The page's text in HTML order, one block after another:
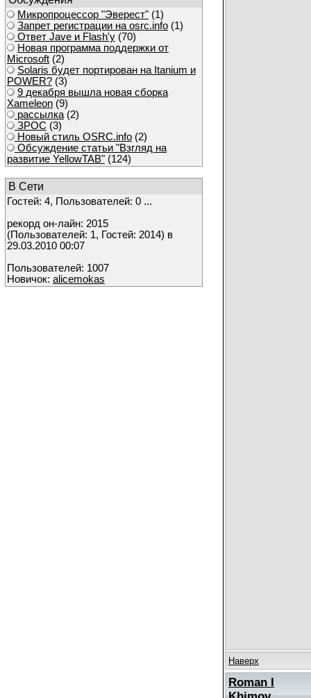
Микропроцессор "Эверест" (1)
Запрет регистрации на osrc.info (1)
Ответ Javе и Flash'у (70)
Новая программа поддержки от
Microsoft (2)
Solaris будет портирован на Itanium и
POWER? (3)
9 декабря вышла новая сборка
Xameleon (9)
рассылка (2)
ЗРОС (3)
Новый стиль OSRC.info (2)
Обсуждение статьи "Взгляд на
развитие YellowTAB" (124)
В Сети
Гостей: 4, Пользователей: 0 ...
рекорд он-лайн: 2015
(Пользователей: 1, Гостей: 2014) в
29.03.2010 00:07
Пользователей: 1007
Новичок: alicemokas
Наверх
Roman I